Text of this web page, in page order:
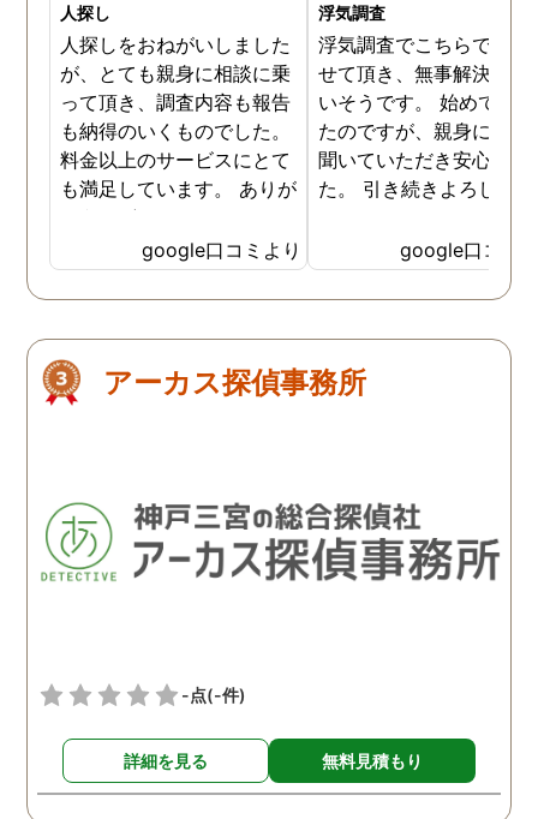
人探し
人探しをおねがいしました
が、とても親身に相談に乗
って頂き、調査内容も報告
も納得のいくものでした。
料金以上のサービスにとて
も満足しています。 ありが
とうございました！
google口コミより
浮気調査
浮気調査でこちらで相談
せて頂き、無事解決に向
いそうです。 始めて相
たのですが、親身になっ
聞いていただき安心しま
た。 引き続きよろしく
google口コミ
アーカス探偵事務所
-点(-件)
詳細を見る 無料見積もり